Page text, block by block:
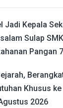
Jadi Kepala
Sulap
Pangan
Khusus
2026